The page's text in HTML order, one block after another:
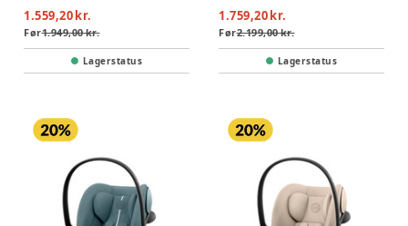
1.559,20 kr.
Før1.949,00 kr.
Lagerstatus
1.759,20 kr.
Før2.199,00 kr.
Lagerstatus